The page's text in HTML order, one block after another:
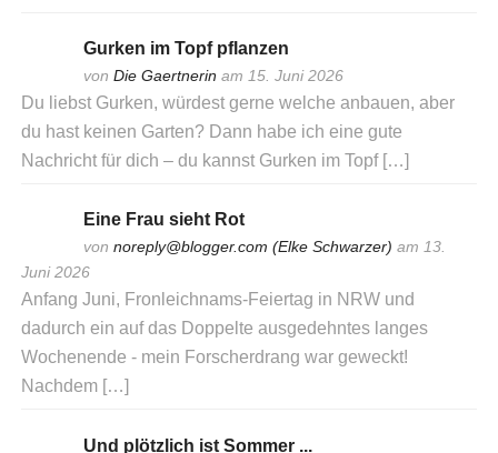
Gurken im Topf pflanzen
vonDie Gaertnerin am 15. Juni 2026
Du liebst Gurken, würdest gerne welche anbauen, aber
du hast keinen Garten? Dann habe ich eine gute
Nachricht für dich – du kannst Gurken im Topf […]
Eine Frau sieht Rot
vonnoreply@blogger.com (Elke Schwarzer) am 13.
Juni 2026
Anfang Juni, Fronleichnams-Feiertag in NRW und
dadurch ein auf das Doppelte ausgedehntes langes
Wochenende - mein Forscherdrang war geweckt!
Nachdem […]
Und plötzlich ist Sommer ...